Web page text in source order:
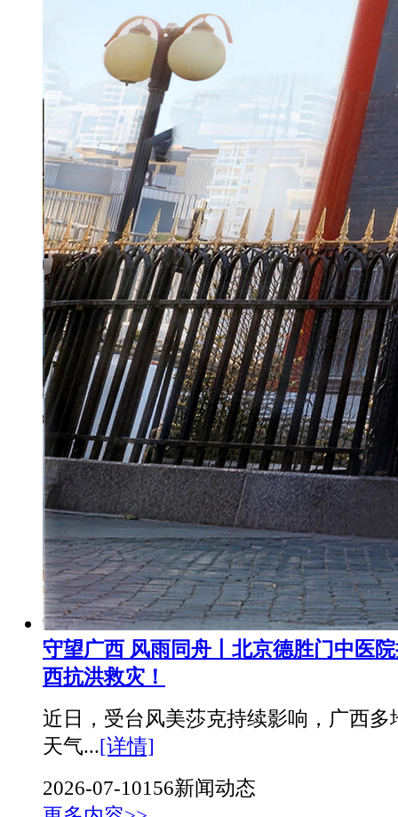
守望广西 风雨同舟丨北京德胜门中医
西抗洪救灾！
近日，受台风美莎克持续影响，广西多
天气...[详情]
2026-07-10156新闻动态